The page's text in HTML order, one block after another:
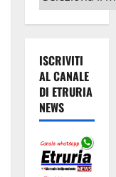
ISCRIVITI
AL CANALE
DI ETRURIA
NEWS